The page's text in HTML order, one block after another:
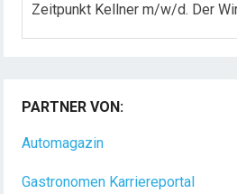
Zeitpunkt Kellner m/w/d. Der
Dein Arbeitsplatz mit
(m/w/d) Du bist Gastgeber aus
PARTNER VON:
Automagazin
Gastronomen Karriereportal